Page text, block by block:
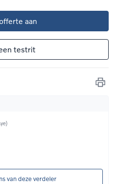
aan
testrit
van deze verdeler